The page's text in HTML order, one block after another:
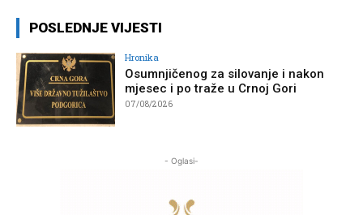
POSLEDNJE VIJESTI
Hronika
Osumnjičenog za silovanje i nakon
mjesec i po traže u Crnoj Gori
07/08/2026
- Oglasi-